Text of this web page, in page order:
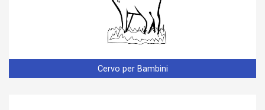
Cervo per Bambini